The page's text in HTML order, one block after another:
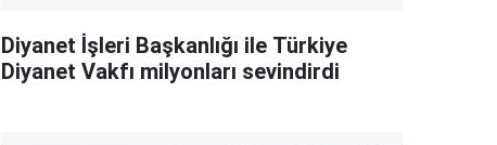
Diyanet İşleri Başkanlığı ile Türkiye
Diyanet Vakfı milyonları sevindirdi